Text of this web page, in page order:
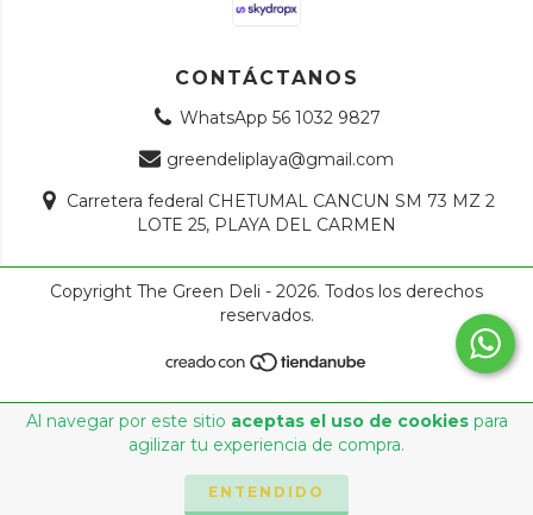
Al navegar por este sitio aceptas el uso de cookiespara
agilizar tu experiencia de compra.
ENTENDIDO
CONTÁCTANOS
WhatsApp 56 1032 9827
greendeliplaya@gmail.com
Carretera federal CHETUMAL CANCUN SM 73 MZ 2
LOTE 25, PLAYA DEL CARMEN
Copyright The Green Deli - 2026. Todos los derechos
reservados.